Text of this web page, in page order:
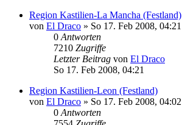
Region Kastilien-La Mancha (Festland)
von El Draco » So 17. Feb 2008, 04:21
0 Antworten
7210 Zugriffe
Letzter Beitrag von El Draco
So 17. Feb 2008, 04:21
Region Kastilien-Leon (Festland)
von El Draco » So 17. Feb 2008, 04:02
0 Antworten